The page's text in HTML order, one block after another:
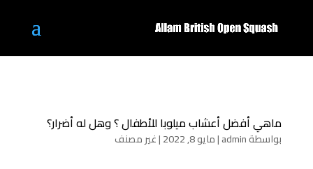
ماهي أفضل أعشاب ميلوبا للأطفال ؟ وهل له أضرار؟
بواسطةadmin
|مايو 8, 2022 |غير مصنف